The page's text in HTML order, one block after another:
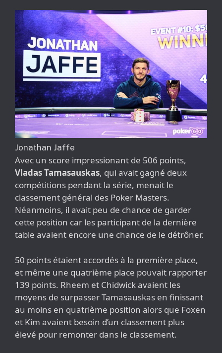
Jonathan Jaffe
Avec un score impressionant de 506 points,
Vladas Tamasauskas, qui avait gagné deux
compétitions pendant la série, menait le
classement général des Poker Masters.
Néanmoins, il avait peu de chance de garder
cette position car les participant de la dernière
table avaient encore une chance de le détrôner.
50 points étaient accordés à la première place,
et même une quatrième place pouvait rapporter
139 points. Rheem et Chidwick avaient les
moyens de surpasser Tamasauskas en finissant
au moins en quatrième position alors que Foxen
et Kim avaient besoin d’un classement plus
élevé pour remonter dans le classement.